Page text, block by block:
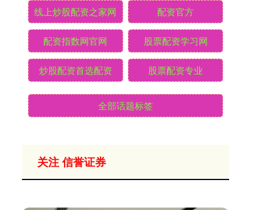
线上炒股配资之家网 配资官方
配资指数网官网 股票配资学习网
炒股配资首选配资 股票配资专业
全部话题标签
关注 信誉证券